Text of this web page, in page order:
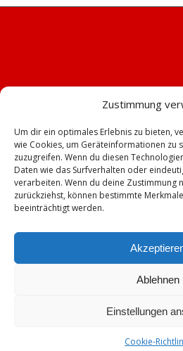
Zustimmung
Um dir ein optimales Erlebnis zu bieten,
wie Cookies, um Geräteinformationen zu
zuzugreifen. Wenn du diesen
Daten wie das Surfverhalten oder
verarbeiten. Wenn du deine Zustimmung
zurückziehst, können bestimmte
beeinträchtigt werden.
Ablehnen
Einstellungen
Cookie-
© Copyright - TSV Emskirchen -Enfold
Datenschutz Cookie-
Mitgliederbereich mit